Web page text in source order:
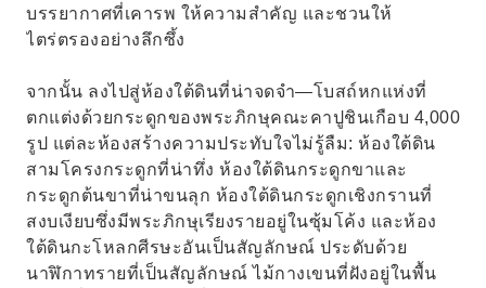
บรรยากาศที่เคารพ ให้ความสำคัญ และชวนให้
ไตร่ตรองอย่างลึกซึ้ง
จากนั้น ลงไปสู่ห้องใต้ดินที่น่าจดจำ—โบสถ์หกแห่งที่
ตกแต่งด้วยกระดูกของพระภิกษุคณะคาปูชินเกือบ 4,000
รูป แต่ละห้องสร้างความประทับใจไม่รู้ลืม: ห้องใต้ดิน
สามโครงกระดูกที่น่าทึ่ง ห้องใต้ดินกระดูกขาและ
กระดูกต้นขาที่น่าขนลุก ห้องใต้ดินกระดูกเชิงกรานที่
สงบเงียบซึ่งมีพระภิกษุเรียงรายอยู่ในซุ้มโค้ง และห้อง
ใต้ดินกะโหลกศีรษะอันเป็นสัญลักษณ์ ประดับด้วย
นาฬิกาทรายที่เป็นสัญลักษณ์ ไม้กางเขนที่ฝังอยู่ในพื้น